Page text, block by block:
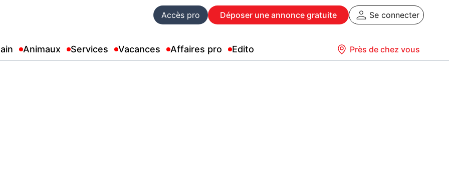
Accès pro Déposer une annonce gratuite Se connecter
Animaux Services Vacances Affaires pro Edito Près de chez vous